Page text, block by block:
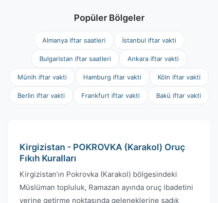
Popüler Bölgeler
Almanya iftar saatleri İstanbul iftar vakti
Bulgaristan iftar saatleri Ankara iftar vakti
Münih iftar vakti Hamburg iftar vakti Köln iftar vakti
Berlin iftar vakti Frankfurt iftar vakti Bakü iftar vakti
Kirgizistan - POKROVKA (Karakol) Oruç
Fıkıh Kuralları
Kirgizistan’ın Pokrovka (Karakol) bölgesindeki
Müslüman topluluk, Ramazan ayında oruç ibadetini
yerine getirme noktasında geleneklerine sadık